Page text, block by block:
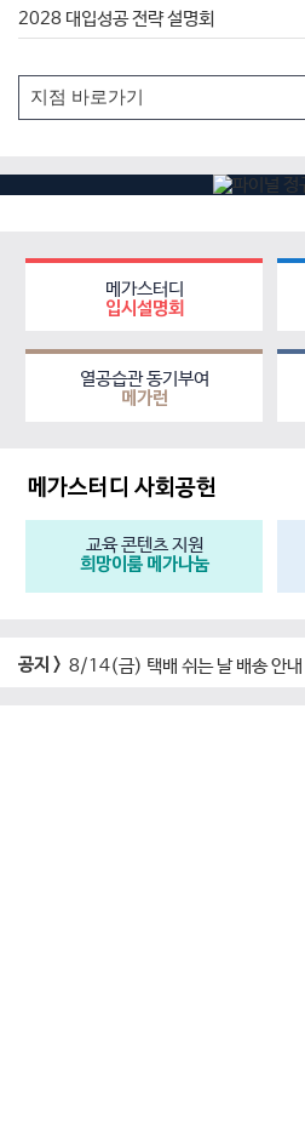
2028 대입성공 전략 설명회
메가스터디
입시설명회
열공습관 동기부여
메가런
메가스터디 사회공헌
교육 콘텐츠 지원
희망이룸 메가나눔
공지 > 8/14(금) 택배 쉬는 날 배송 안내